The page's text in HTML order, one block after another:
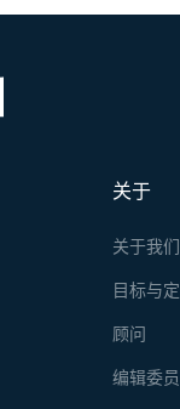
关于
关于我们
目标与
顾问
编辑委